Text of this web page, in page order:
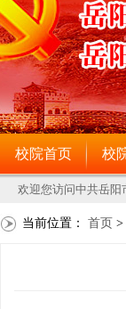
当前位置： 首页 >